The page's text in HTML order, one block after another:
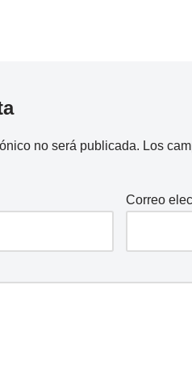
no será publicada. Los
Correo